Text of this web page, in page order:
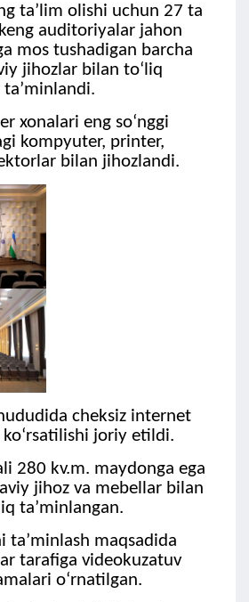
taʼlim olishi uchun 27 ta
auditoriyalar jahon
mos tushadigan barcha
jihozlar bilan to‘liq
taʼminlandi.
xonalari eng so‘nggi
kompyuter, printer,
bilan jihozlandi.
cheksiz internet
joriy etildi.
280 kv.m. maydonga ega
jihoz va mebellar bilan
taʼminlangan.
taʼminlash maqsadida
tarafiga videokuzatuv
o‘rnatilgan.